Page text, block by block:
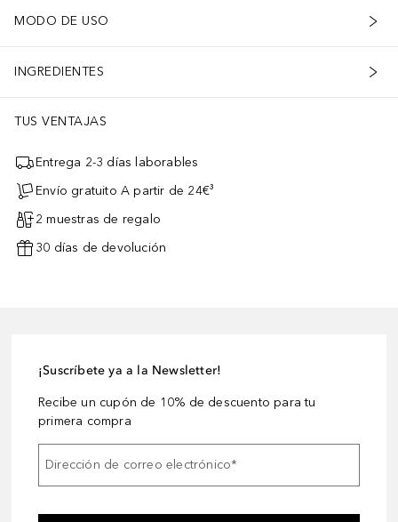
MODO DE USO
INGREDIENTES
TUS VENTAJAS
Entrega 2-3 días laborables
Envío gratuito A partir de 24€³
2 muestras de regalo
30 días de devolución
¡Suscríbete ya a la Newsletter!
Recibe un cupón de 10% de descuento para tu
primera compra
Dirección de correo electrónico*